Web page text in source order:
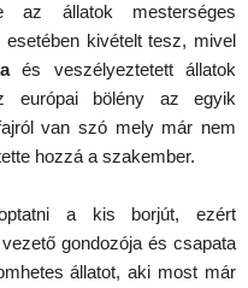
állatok mesterséges
kivételt tesz, mivel
és veszélyeztetett állatok
európai bölény az egyik
van szó mely már nem
hozzá a szakember.
a kis borjút, ezért
gondozója és csapata
állatot, aki most már